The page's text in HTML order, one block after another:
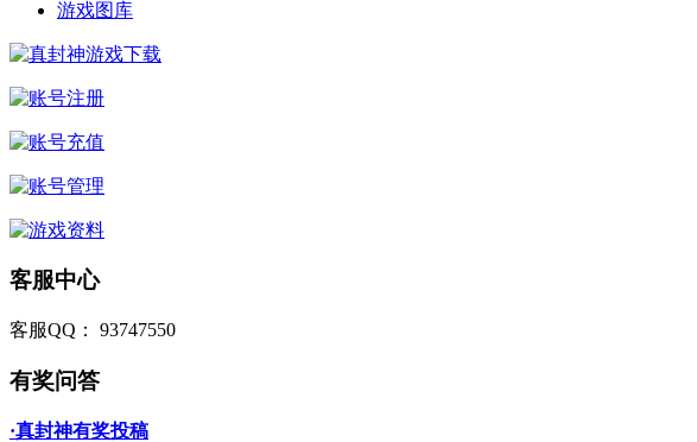
游戏图库
客服中心
客服QQ： 93747550
有奖问答
·真封神有奖投稿